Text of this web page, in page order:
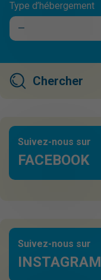
Type d’hébergement
Suivez-nous sur
FACEBOOK
Suivez-nous sur
INSTAGRAM